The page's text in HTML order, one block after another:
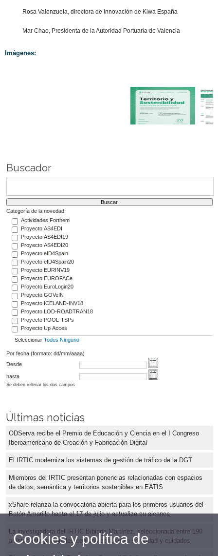
Rosa Valenzuela, directora de Innovación de Kiwa España
Mar Chao, Presidenta de la Autoridad Portuaria de Valencia
Imágenes:
Buscador
Categoría de la novedad:
Actividades Forthem
Proyecto AS4EDI
Proyecto AS4EDI19
Proyecto AS4EDI20
Proyecto eID4Spain
Proyecto eID4Spain20
Proyecto EURINV19
Proyecto EUROFACe
Proyecto EuroLogin20
Proyecto GOVeIN
Proyecto ICELAND-INV18
Proyecto LOD-ROADTRAN18
Proyecto POOL-TSPs
Proyecto Up Acces
Seleccionar Todos Ninguno
Por fecha (formato: dd/mm/aaaa)
Desde
hasta
Se deben rellenar los dos campos
Últimas noticias
ODServa recibe el Premio de Educación y Ciencia en el I Congreso
Iberoamericano de Creación y Fabricación Digital
El IRTIC moderniza los sistemas de gestión de tráfico de la DGT
Miembros del IRTIC presentan ponencias relacionadas con espacios
de datos, semántica y territorios sostenibles en EATIS
xShare relanza la convocatoria abierta para los primeros usuarios del
Botón Amarillo hasta el 17 de julio y actualiza su alcance
La investigadora del IRTIC Bibiana Martínez, seleccionada entre 190
artistas internacionales con una obra sobre sororidad y cuidados
Cookies y política de